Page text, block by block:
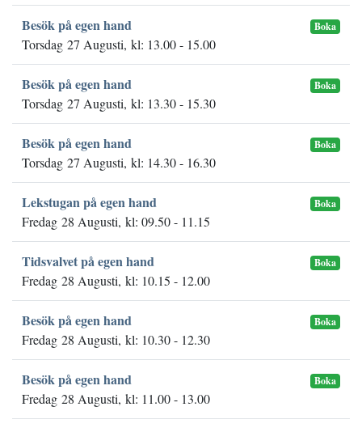
Besök på egen hand Boka
Torsdag 27 Augusti, kl: 13.00 - 15.00
Besök på egen hand Boka
Torsdag 27 Augusti, kl: 13.30 - 15.30
Besök på egen hand Boka
Torsdag 27 Augusti, kl: 14.30 - 16.30
Lekstugan på egen hand Boka
Fredag 28 Augusti, kl: 09.50 - 11.15
Tidsvalvet på egen hand Boka
Fredag 28 Augusti, kl: 10.15 - 12.00
Besök på egen hand Boka
Fredag 28 Augusti, kl: 10.30 - 12.30
Besök på egen hand Boka
Fredag 28 Augusti, kl: 11.00 - 13.00